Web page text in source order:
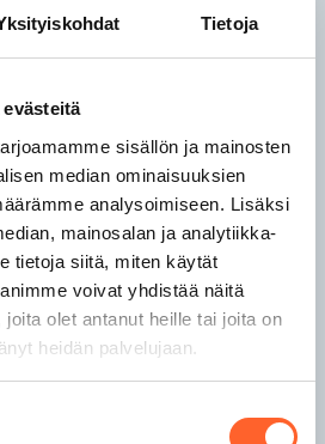
Tietoja
sisällön ja mainosten
median ominaisuuksien
analysoimiseen. Lisäksi
mainosalan ja analytiikka-
tietoja siitä, miten käytät
voivat yhdistää näitä
olet antanut heille tai joita on
heidän palvelujaan.
Kaarina
Kangasala
Kerava
Kirkkonummi
Kuopio
Lahti
Lempäälä
Lohja
Nokia